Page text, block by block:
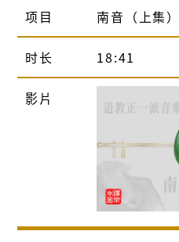
项目 南音（上集）
时长 18:41
影片